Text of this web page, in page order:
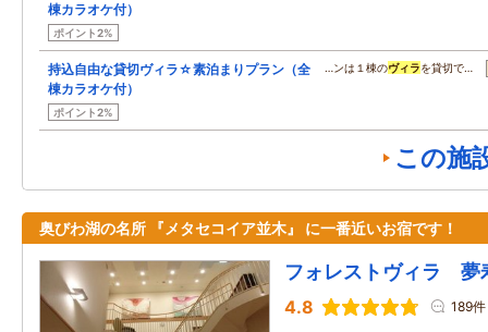
棟カラオケ付）
ポイント2%
持込自由な貸切ヴィラ☆素泊まりプラン（全
棟カラオケ付）
ポイント2%
…ンは１棟のヴィラを貸切で…
この施
奥びわ湖の名所 『メタセコイア並木』 に一番近いお宿です！
フォレストヴィラ 夢
4.8 189件